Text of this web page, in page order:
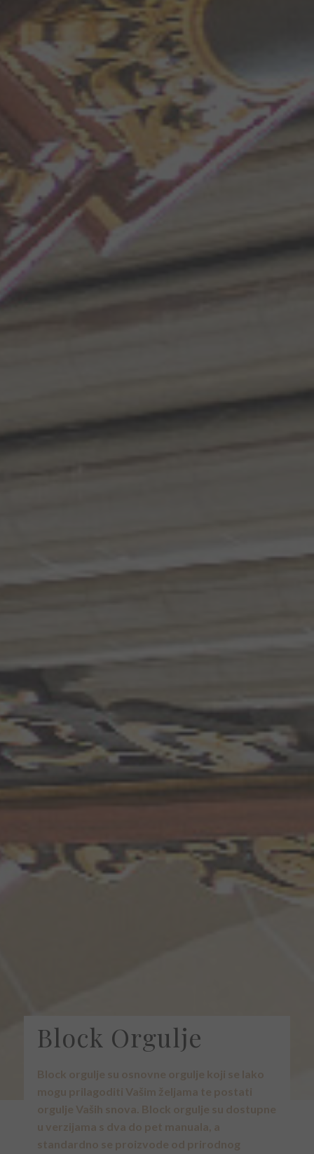
Block Orgulje
Block orgulje su osnovne orgulje koji se lako
mogu prilagoditi Vašim željama te postati
orgulje Vaših snova. Block orgulje su dostupne
u verzijama s dva do pet manuala, a
standardno se proizvode od prirodnog